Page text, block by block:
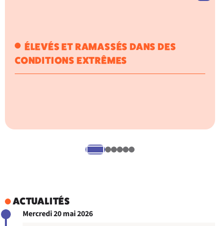
ÉLEVÉS ET RAMASSÉS DANS DES
CONDITIONS EXTRÊMES
ACTUALITÉS
Mercredi 20 mai 2026